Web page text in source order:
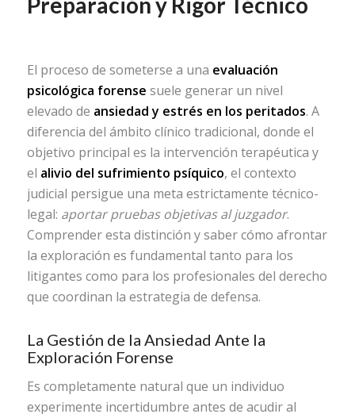
El proceso de someterse a una evaluación
psicológica forense suele generar un nivel
elevado de ansiedad y estrés en los peritados. A
diferencia del ámbito clínico tradicional, donde el
objetivo principal es la intervención terapéutica y
el alivio del sufrimiento psíquico, el contexto
judicial persigue una meta estrictamente técnico-
legal: aportar pruebas objetivas al juzgador.
Comprender esta distinción y saber cómo afrontar
la exploración es fundamental tanto para los
litigantes como para los profesionales del derecho
que coordinan la estrategia de defensa.
La Gestión de la Ansiedad Ante la
Exploración Forense
Es completamente natural que un individuo
experimente incertidumbre antes de acudir al